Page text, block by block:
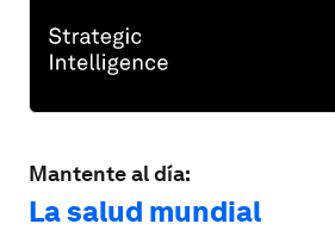
Mantente al día:
La salud mundial